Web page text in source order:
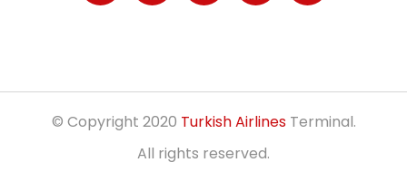
© Copyright 2020 Turkish AirlinesTerminal.
All rights reserved.